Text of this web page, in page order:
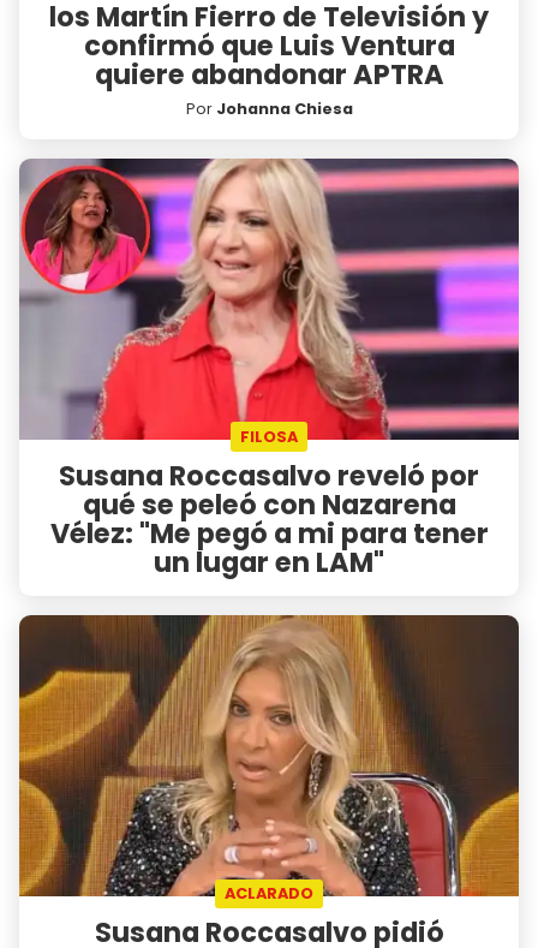
los Martín Fierro de Televisión y
confirmó que Luis Ventura
quiere abandonar APTRA
Por Johanna Chiesa
FILOSA
Susana Roccasalvo reveló por
qué se peleó con Nazarena
Vélez: "Me pegó a mi para tener
un lugar en LAM"
ACLARADO
Susana Roccasalvo pidió